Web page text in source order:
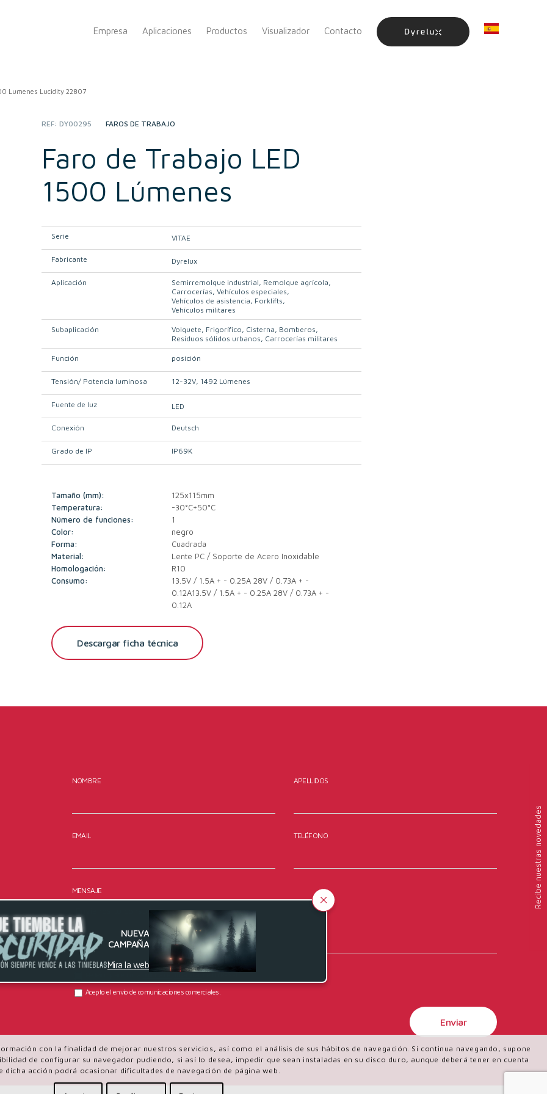
Empresa Aplicaciones Productos Visualizador Contacto
NUEVA
CAMPAÑA
Mira la web
Lumenes Lucidity 22807
REF:DY00295
CATEGORY:FAROS DE TRABAJO
Faro de Trabajo LED
1500 Lúmenes
Serie VITAE
Fabricante Dyrelux
Aplicación Semirremolque industrial Remolque agrícola
Carrocerías Vehículos especiales
Vehículos de asistencia Forklifts
Vehículos militares
Subaplicación Volquete Frigorífico Cisterna Bomberos
Residuos sólidos urbanos Carrocerías militares
Función posición
Tensión/ Potencia luminosa 12-32V 1492 Lúmenes
Fuente de luz LED
Conexión Deutsch
Grado de IP IP69K
Tamaño (mm):
125x115mm
Temperatura:
-30°C+50°C
Número de funciones:
1
Color:
negro
Forma:
Cuadrada
Material:
Lente PC / Soporte de Acero Inoxidable
Homologación:
R10
Consumo:
13.5V / 1.5A + - 0.25A 28V / 0.73A + -
0.12A13.5V / 1.5A + - 0.25A 28V / 0.73A + -
0.12A
Descargar ficha técnica
Recibe
nuestras novedades
NOMBRE APELLIDOS
EMAIL TELÉFONO
MENSAJE
política de privacidadde DYRESEL.
Acepto el envío de comunicaciones comerciales.
con la finalidad de mejorar nuestros servicios, así como el análisis de sus hábitos de navegación. Si continua navegando, supone
de configurar su navegador pudiendo, si así lo desea, impedir que sean instaladas en su disco duro, aunque deberá tener en cuenta
dicha acción podrá ocasionar dificultades de navegación de página web.